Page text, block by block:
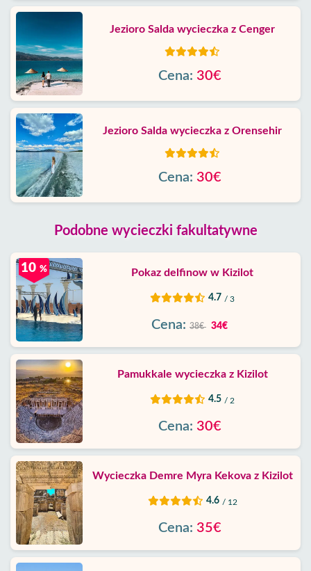
Jezioro Salda wycieczka z Cenger
Cena: 30€
Jezioro Salda wycieczka z Orensehir
Cena: 30€
Podobne wycieczki fakultatywne
Pokaz delfinow w Kizilot
4.7 / 3
10 %
Cena: 38€ 34€
Pamukkale wycieczka z Kizilot
4.5 / 2
Cena: 30€
Wycieczka Demre Myra Kekova z Kizilot
4.6 / 12
Cena: 35€